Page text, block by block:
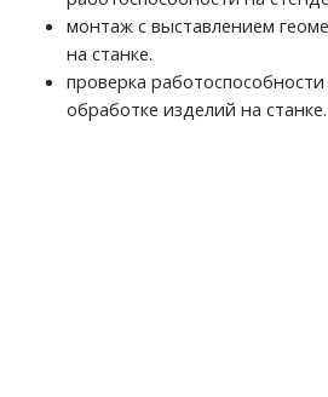
монтаж с выставлением
на станке.
проверка
обработке изделий на станке.